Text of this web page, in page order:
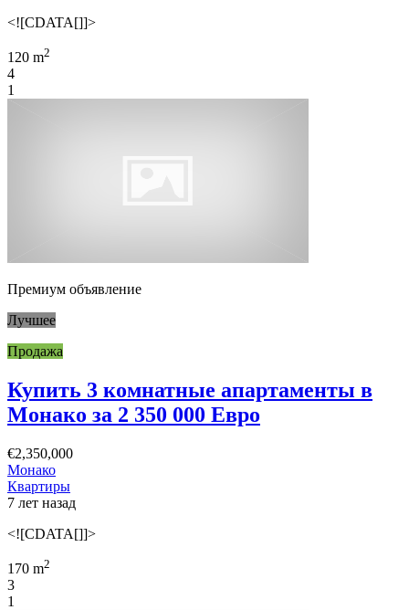
<![CDATA[]]>
120 m2
4
1
Премиум объявление
Лучшее
Продажа
Купить 3 комнатные апартаменты в
Монако за 2 350 000 Евро
€2,350,000
Монако
Квартиры
7 лет назад
<![CDATA[]]>
170 m2
3
1